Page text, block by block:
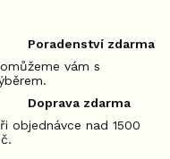
Poradenství zdarma
vám s
Doprava zdarma
objednávce nad 1500